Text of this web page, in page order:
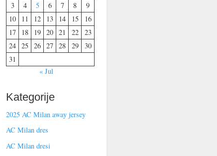
3
4 5 6 7 8
9
10
11 12 13 14 15
16
17
18 19 20 21 22
23
24 25 26 27 28 29
30
31
« Jul
Kategorije
2025 AC Milan away jersey
AC Milan dres
AC Milan dresi